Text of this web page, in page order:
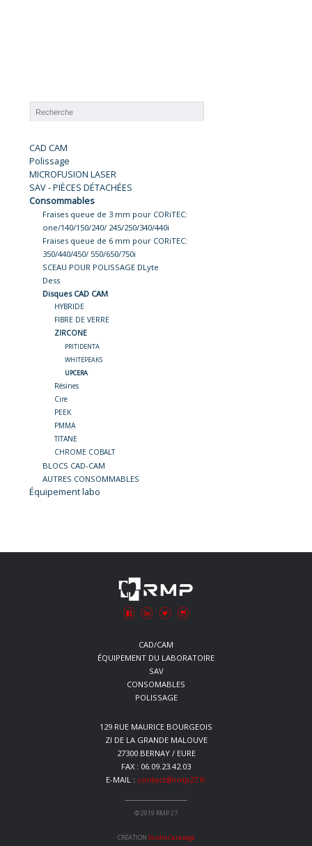
CAD CAM
Polissage
MICROFUSION LASER
SAV - PIÈCES DÉTACHÉES
Consommables
Fraises queue de 3 mm pour CORiTEC:
one/140/150/240/ 245/250/340/440i
Fraises queue de 6 mm pour CORiTEC:
350/440/450/ 550/650/750i
SCEAU POUR POLISSAGE DLyte
Dess
Disques CAD CAM
HYBRIDE
FIBRE DE VERRE
ZIRCONE
PRITIDENTA
WHITEPEAKS
UPCERA
Résines
Cire
PEEK
PMMA
TITANE
CHROME COBALT
BLOCS CAD-CAM
AUTRES CONSOMMABLES
Équipement labo
CAD/CAM
ÉQUIPEMENT DU LABORATOIRE
SAV
CONSOMABLES
POLISSAGE
129 RUE MAURICE BOURGEOIS
ZI DE LA GRANDE MALOUVE
27300 BERNAY / EURE
FAX : 06.09.23.42.03
E-MAIL : contact@rmp27.fr
© 2019 RMP 27
CRÉATION Studio Caravage